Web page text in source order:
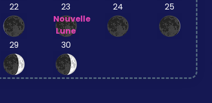
22
23
Nouvelle
Lune
24 25
29 30